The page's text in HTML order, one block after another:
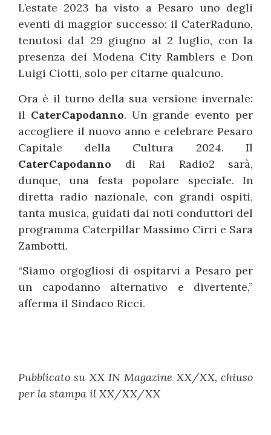
L’estate 2023 ha visto a Pesaro uno degli
eventi di maggior successo: il CaterRaduno,
tenutosi dal 29 giugno al 2 luglio, con la
presenza dei Modena City Ramblers e Don
Luigi Ciotti, solo per citarne qualcuno.
Ora è il turno della sua versione invernale:
il CaterCapodanno. Un grande evento per
accogliere il nuovo anno e celebrare Pesaro
Capitale della Cultura 2024. Il
CaterCapodanno di Rai Radio2 sarà,
dunque, una festa popolare speciale. In
diretta radio nazionale, con grandi ospiti,
tanta musica, guidati dai noti conduttori del
programma Caterpillar Massimo Cirri e Sara
Zambotti.
“Siamo orgogliosi di ospitarvi a Pesaro per
un capodanno alternativo e divertente,”
afferma il Sindaco Ricci.
Pubblicato su XX IN Magazine XX/XX, chiuso
per la stampa il XX/XX/XX